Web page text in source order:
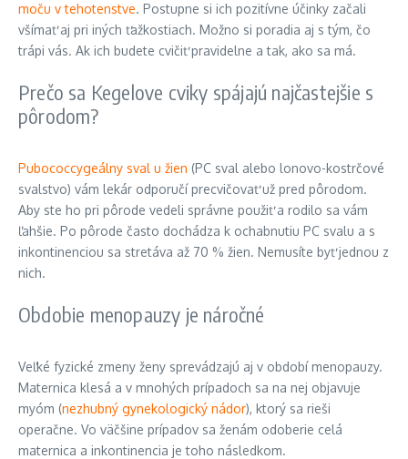
moču v tehotenstve. Postupne si ich pozitívne účinky začali
všímať aj pri iných ťažkostiach. Možno si poradia aj s tým, čo
trápi vás. Ak ich budete cvičiť pravidelne a tak, ako sa má.
Prečo sa Kegelove cviky spájajú najčastejšie s
pôrodom?
Pubococcygeálny sval u žien (PC sval alebo lonovo-kostrčové
svalstvo) vám lekár odporučí precvičovať už pred pôrodom.
Aby ste ho pri pôrode vedeli správne použiť a rodilo sa vám
ľahšie. Po pôrode často dochádza k ochabnutiu PC svalu a s
inkontinenciou sa stretáva až 70 % žien. Nemusíte byť jednou z
nich.
Obdobie menopauzy je náročné
Veľké fyzické zmeny ženy sprevádzajú aj v období menopauzy.
Maternica klesá a v mnohých prípadoch sa na nej objavuje
myóm (nezhubný gynekologický nádor), ktorý sa rieši
operačne. Vo väčšine prípadov sa ženám odoberie celá
maternica a inkontinencia je toho následkom.